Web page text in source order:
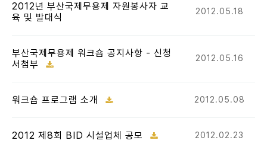
2012년 부산국제무용제 자원봉사자 교
육 및 발대식
2012.05.18
부산국제무용제 워크숍 공지사항 - 신청
서첨부
2012.05.16
워크숍 프로그램 소개 2012.05.08
2012 제8회 BID 시설업체 공모 2012.02.23